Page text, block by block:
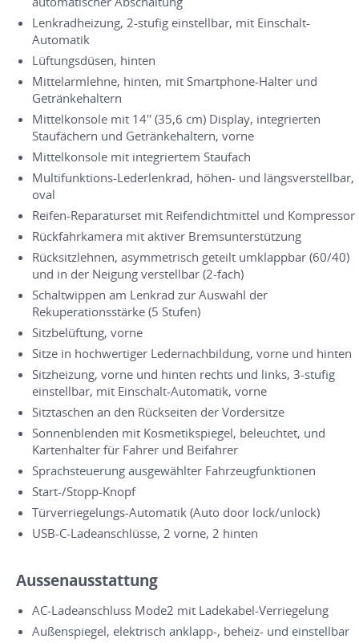
Lenkradheizung, 2-stufig einstellbar, mit Einschalt-
Automatik
Lüftungsdüsen, hinten
Mittelarmlehne, hinten, mit Smartphone-Halter und
Getränkehaltern
Mittelkonsole mit 14'' (35,6 cm) Display, integrierten
Staufächern und Getränkehaltern, vorne
Mittelkonsole mit integriertem Staufach
Multifunktions-Lederlenkrad, höhen- und längsverstellbar,
oval
Reifen-Reparaturset mit Reifendichtmittel und Kompressor
Rückfahrkamera mit aktiver Bremsunterstützung
Rücksitzlehnen, asymmetrisch geteilt umklappbar (60/40)
und in der Neigung verstellbar (2-fach)
Schaltwippen am Lenkrad zur Auswahl der
Rekuperationsstärke (5 Stufen)
Sitzbelüftung, vorne
Sitze in hochwertiger Ledernachbildung, vorne und hinten
Sitzheizung, vorne und hinten rechts und links, 3-stufig
einstellbar, mit Einschalt-Automatik, vorne
Sitztaschen an den Rückseiten der Vordersitze
Sonnenblenden mit Kosmetikspiegel, beleuchtet, und
Kartenhalter für Fahrer und Beifahrer
Sprachsteuerung ausgewählter Fahrzeugfunktionen
Start-/Stopp-Knopf
Türverriegelungs-Automatik (Auto door lock/unlock)
USB-C-Ladeanschlüsse, 2 vorne, 2 hinten
Aussenausstattung
AC-Ladeanschluss Mode2 mit Ladekabel-Verriegelung
Außenspiegel, elektrisch anklapp-, beheiz- und einstellbar